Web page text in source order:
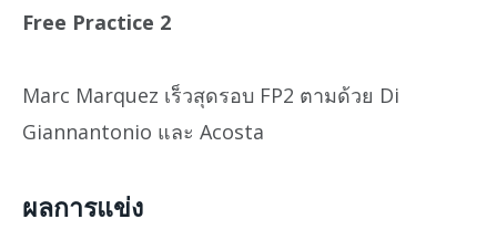
Free Practice 2
Marc Marquez เร็วสุดรอบ FP2 ตามด้วย Di
Giannantonio และ Acosta
ผลการแข่ง